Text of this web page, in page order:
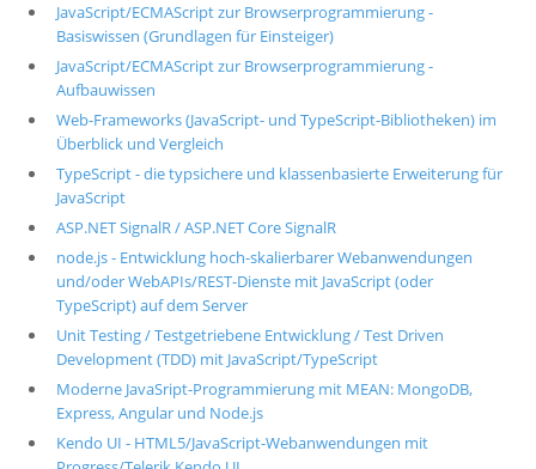
JavaScript/ECMAScript zur Browserprogrammierung -
Basiswissen (Grundlagen für Einsteiger)
JavaScript/ECMAScript zur Browserprogrammierung -
Aufbauwissen
Web-Frameworks (JavaScript- und TypeScript-Bibliotheken) im
Überblick und Vergleich
TypeScript - die typsichere und klassenbasierte Erweiterung für
JavaScript
ASP.NET SignalR / ASP.NET Core SignalR
node.js - Entwicklung hoch-skalierbarer Webanwendungen
und/oder WebAPIs/REST-Dienste mit JavaScript (oder
TypeScript) auf dem Server
Unit Testing / Testgetriebene Entwicklung / Test Driven
Development (TDD) mit JavaScript/TypeScript
Moderne JavaSript-Programmierung mit MEAN: MongoDB,
Express, Angular und Node.js
Kendo UI - HTML5/JavaScript-Webanwendungen mit